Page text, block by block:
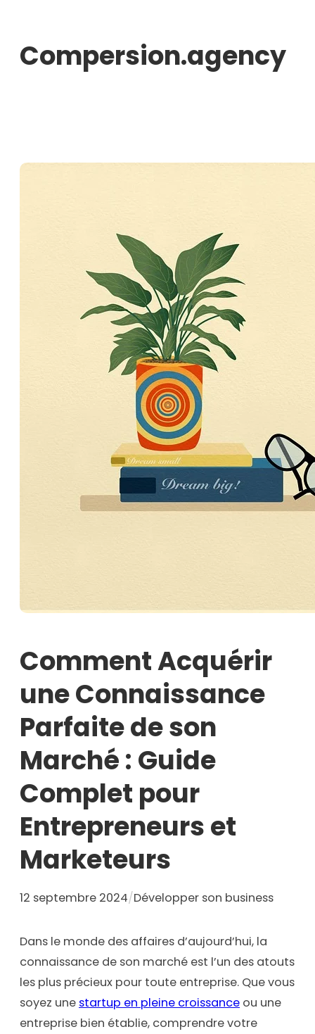
contenu
Compersion.agency
Comment Acquérir
une Connaissance
Parfaite de son
Marché : Guide
Complet pour
Entrepreneurs et
Marketeurs
12 septembre 2024/Développer son business
Dans le monde des affaires d’aujourd’hui, la
connaissance de son marché est l’un des atouts
les plus précieux pour toute entreprise. Que vous
soyez une startup en pleine croissance ou une
entreprise bien établie, comprendre votre